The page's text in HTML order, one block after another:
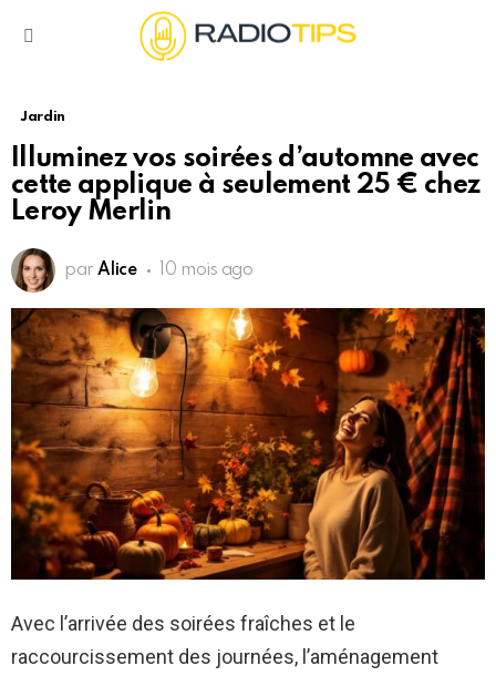
Jardin
Illuminez vos soirées d’automne avec
cette applique à seulement 25 € chez
Leroy Merlin
par Alice 10 mois ago
Avec l’arrivée des soirées fraîches et le
raccourcissement des journées, l’aménagement